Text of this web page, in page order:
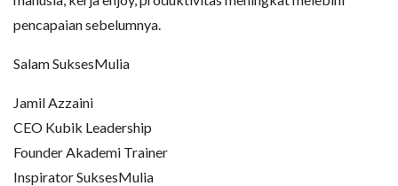
pencapaian sebelumnya.
Salam SuksesMulia
Jamil Azzaini
CEO Kubik Leadership
Founder Akademi Trainer
Inspirator SuksesMulia